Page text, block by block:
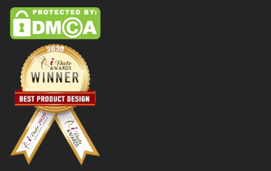
CougarLife
Sugardaddymeet
Spdate
AsianDate
FaceFlow
LatinAmericanCupid
BBWCupid
InternationalCupid